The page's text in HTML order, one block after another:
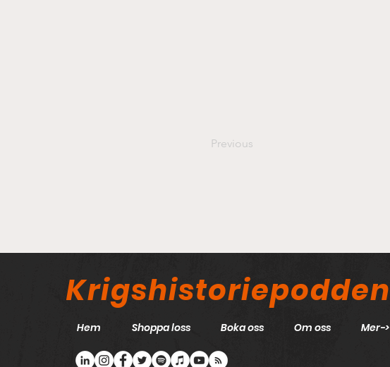
Previous
Krigshistoriepodden
Hem Shoppa loss Boka oss Om oss Mer->